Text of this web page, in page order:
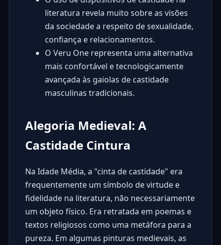
literatura revela muito sobre as visões
da sociedade a respeito de sexualidade,
confiança e relacionamentos.
O Veru One representa uma alternativa
mais confortável e tecnologicamente
avançada às gaiolas de castidade
masculinas tradicionais.
Alegoria Medieval: A
Castidade Cintura
Na Idade Média, a "cinta de castidade" era
frequentemente um símbolo de virtude e
fidelidade na literatura, não necessariamente
um objeto físico. Era retratada em poemas e
textos religiosos como uma metáfora para a
pureza. Em algumas pinturas medievais, as